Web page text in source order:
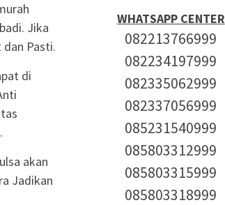
Jika
Pasti.
di
akan
Jadikan
WHATSAPP CENTER
082213766999
082234197999
082335062999
082337056999
085231540999
085803312999
085803315999
085803318999